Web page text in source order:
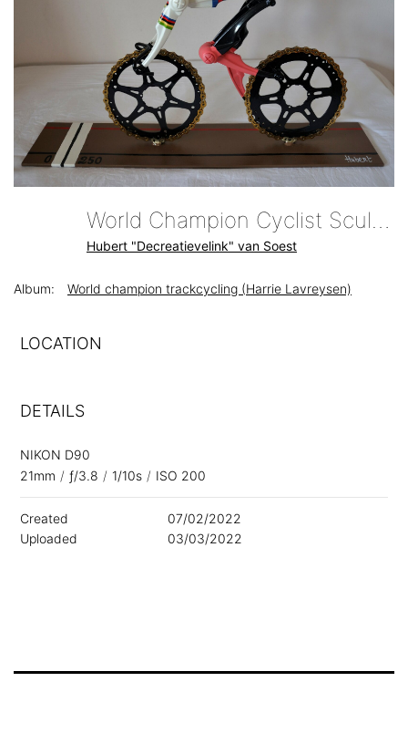
World Champion Cyclist Sculpture Cyclingartist Hubert Decreatievelink Van Soest
Hubert "Decreatievelink" van Soest
Album: World champion trackcycling (Harrie Lavreysen)
LOCATION
DETAILS
NIKON D90
21mm / ƒ/3.8 / 1/10s / ISO 200
Created
07/02/2022
Uploaded
03/03/2022